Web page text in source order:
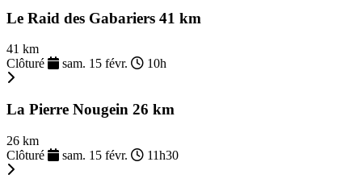
Le Raid des Gabariers 41 km
41 km
Clôturé
sam. 15 févr. 10h
La Pierre Nougein 26 km
26 km
Clôturé
sam. 15 févr. 11h30